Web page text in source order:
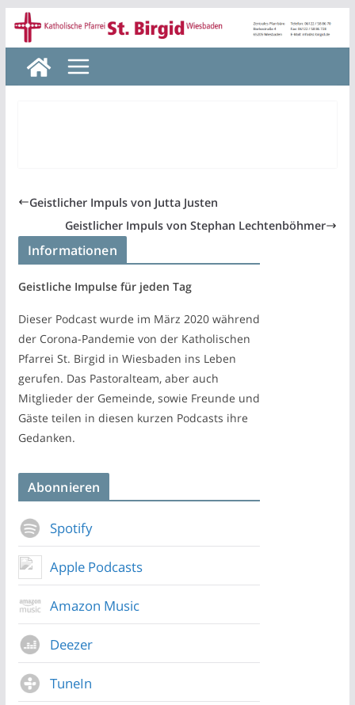
Zum
Inhalt
springen
Geistlicher Impuls von Jutta Justen
Geistlicher Impuls von Stephan Lechtenböhmer
Informationen
Geistliche Impulse für jeden Tag
Dieser Podcast wurde im März 2020 während
der Corona-Pandemie von der Katholischen
Pfarrei St. Birgid in Wiesbaden ins Leben
gerufen. Das Pastoralteam, aber auch
Mitglieder der Gemeinde, sowie Freunde und
Gäste teilen in diesen kurzen Podcasts ihre
Gedanken.
Abonnieren
Spotify
Apple Podcasts
Amazon Music
Deezer
TuneIn